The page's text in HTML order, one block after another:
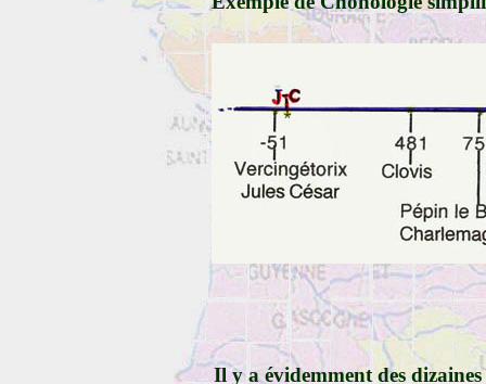
Il y a évidemment des